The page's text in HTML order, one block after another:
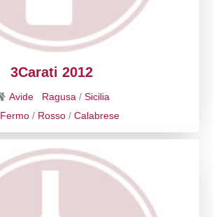
3Carati 2012
Avide Ragusa / Sicilia
Fermo / Rosso / Calabrese